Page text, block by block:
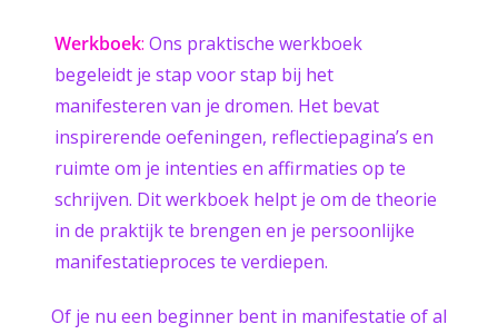
Werkboek:Ons praktische werkboek
begeleidt je stap voor stap bij het
manifesteren van je dromen. Het bevat
inspirerende oefeningen, reflectiepagina’s en
ruimte om je intenties en affirmaties op te
schrijven. Dit werkboek helpt je om de theorie
in de praktijk te brengen en je persoonlijke
manifestatieproces te verdiepen.
Of je nu een beginner bent in manifestatie of al